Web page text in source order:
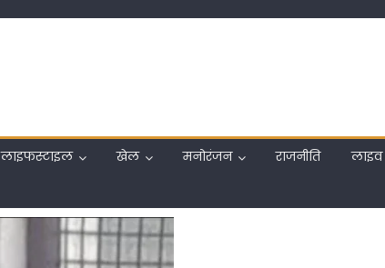
लाइफस्टाइल खेल मनोरंजन राजनीति लाइव